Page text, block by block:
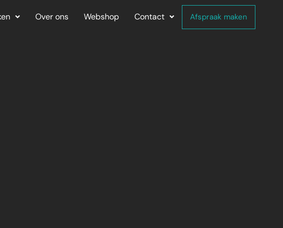
Over ons Webshop Contact Afspraak maken